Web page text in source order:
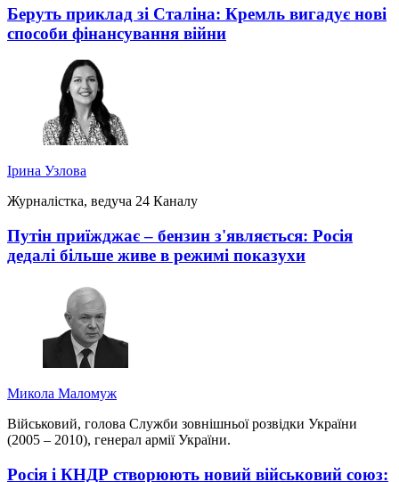
Беруть приклад зі Сталіна: Кремль вигадує нові
способи фінансування війни
Ірина Узлова
Журналістка, ведуча 24 Каналу
Путін приїжджає – бензин з'являється: Росія
дедалі більше живе в режимі показухи
Микола Маломуж
Військовий, голова Служби зовнішньої розвідки України
(2005 – 2010), генерал армії України.
Росія і КНДР створюють новий військовий союз: